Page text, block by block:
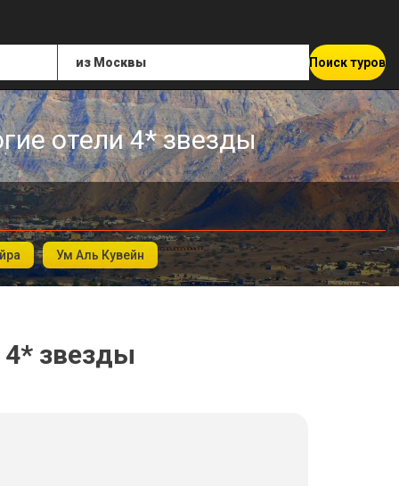
Поиск туров
отели 4* звезды
Ум Аль Кувейн
звезды